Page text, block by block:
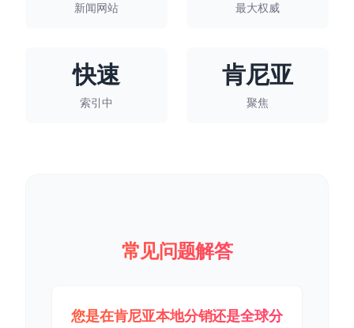
新闻网站 最大权威
快速
索引中
肯尼亚
聚焦
常见问题解答
您是在肯尼亚本地分销还是全球分